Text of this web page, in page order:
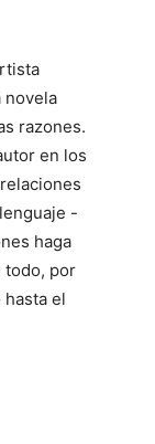
novela
razones.
en los
-
haga
todo, por
el